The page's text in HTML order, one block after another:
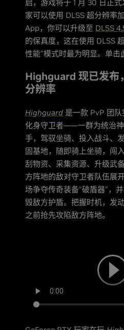
启，游戏将于 1 月 30 日正
家可以使用 DLSS 超分辨率
App，你可以升级至 DLSS
的保真度，这在使用 DLSS
性能”模式时最为明显。单击
Highguard 现已发布
分辨率
Highguard 是一款 PvP 团
化身守卫者——一群为统治
手，驾驭坐骑、投入战斗、
固基地，随即骑上坐骑，闯
刮物资、采集资源、升级武
方阵地的敌对守卫者队伍展
场争夺传奇装备“破盾器”，
毁敌方护盾。把握时机，发
之前抢先攻陷敌方阵地。